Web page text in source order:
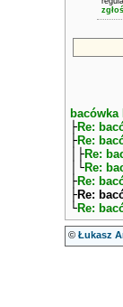
bacówka
├Re:
├Re:
│├Re:
│└Re:
├Re:
├Re:
└Re:
© Łukasz